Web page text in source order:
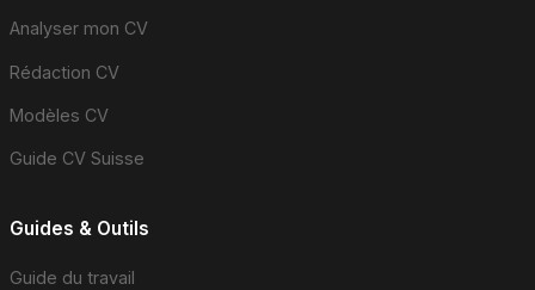
Analyser mon CV
Rédaction CV
Modèles CV
Guide CV Suisse
Guides & Outils
Guide du travail